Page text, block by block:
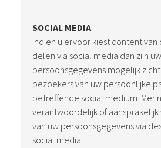
SOCIAL MEDIA
Indien u ervoor kiest content
delen via social media dan zijn uw
persoonsgegevens mogelijk
bezoekers van uw persoonlijke
betreffende social medium.
verantwoordelijk of
van uw persoonsgegevens via
social media.